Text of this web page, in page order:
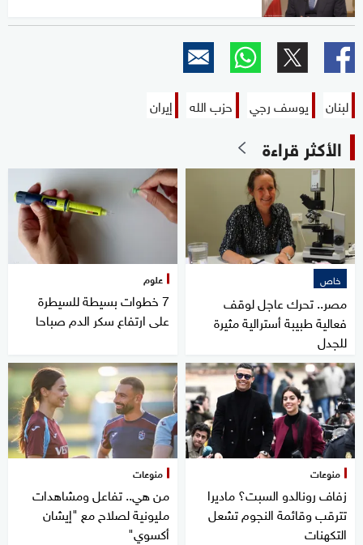
لبنان يوسف رجي حزب الله إيران
الأكثر قراءة
خاص
مصر.. تحرك عاجل لوقف
فعالية طبيبة أسترالية مثيرة
للجدل
علوم
7 خطوات بسيطة للسيطرة
على ارتفاع سكر الدم صباحا
منوعات
زفاف رونالدو السبت؟ ماديرا
تترقب وقائمة النجوم تشعل
التكهنات
منوعات
من هي.. تفاعل ومشاهدات
مليونية لصلاح مع "إيشان
أكسوي"